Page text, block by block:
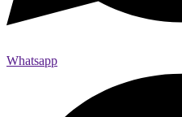
Whatsapp